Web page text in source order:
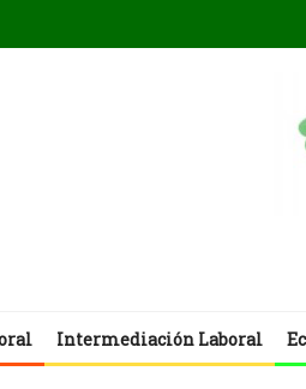
Intermediación Laboral